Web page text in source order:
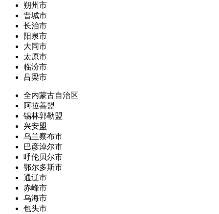
朔州市
晋城市
长治市
阳泉市
大同市
太原市
临汾市
吕梁市
全内蒙古自治区
阿拉善盟
锡林郭勒盟
兴安盟
乌兰察布市
巴彦淖尔市
呼伦贝尔市
鄂尔多斯市
通辽市
赤峰市
乌海市
包头市